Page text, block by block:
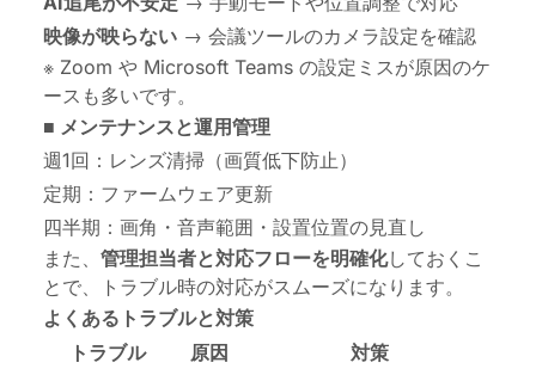
映像が映らない → 会議ツールのカメラ設定を確認
※ Zoom や Microsoft Teams の設定ミスが原因のケ
ースも多いです。
■ メンテナンスと運用管理
週1回：レンズ清掃（画質低下防止）
定期：ファームウェア更新
四半期：画角・音声範囲・設置位置の見直し
また、 管理担当者と対応フローを明確化しておくこ
とで、トラブル時の対応がスムーズになります。
よくあるトラブルと対策
トラブル
原因 対策